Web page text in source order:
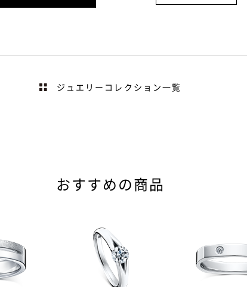
ジュエリーコレクション一覧
おすすめの商品